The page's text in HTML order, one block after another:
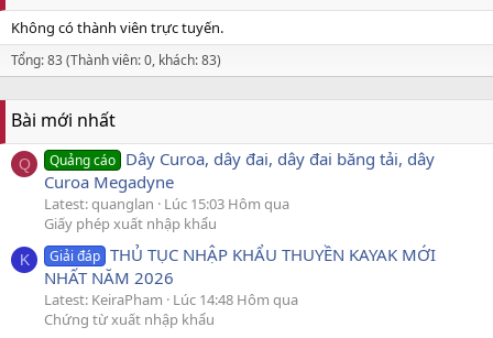
Không có thành viên trực tuyến.
Tổng: 83 (Thành viên: 0, khách: 83)
Bài mới nhất
Q Quảng cáo Dây Curoa, dây đai, dây đai băng tải, dây
Curoa Megadyne
Latest: quanglan
Lúc 15:03 Hôm qua
Giấy phép xuất nhập khẩu
K Giải đáp THỦ TỤC NHẬP KHẨU THUYỀN KAYAK MỚI
NHẤT NĂM 2026
Latest: KeiraPham
Lúc 14:48 Hôm qua
Chứng từ xuất nhập khẩu